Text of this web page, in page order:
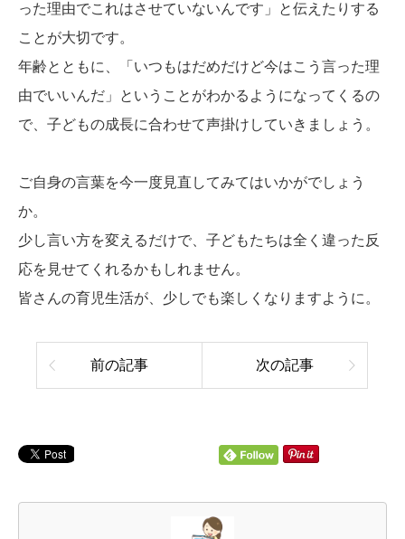
った理由でこれはさせていないんです」と伝えたりする
ことが大切です。
年齢とともに、「いつもはだめだけど今はこう言った理
由でいいんだ」ということがわかるようになってくるの
で、子どもの成長に合わせて声掛けしていきましょう。
ご自身の言葉を今一度見直してみてはいかがでしょう
か。
少し言い方を変えるだけで、子どもたちは全く違った反
応を見せてくれるかもしれません。
皆さんの育児生活が、少しでも楽しくなりますように。
前の記事 次の記事